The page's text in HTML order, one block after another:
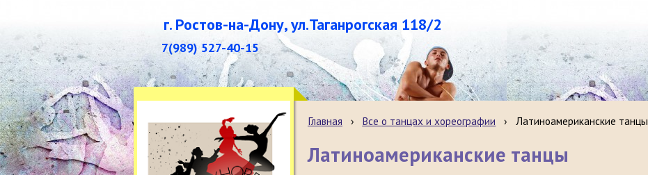
г. Ростов-на-Дону, ул.Таганрогская 118/2
7(989) 527-40-15
Главная › Все о танцах и хореографии › Латиноамериканские танцы
Латиноамериканские танцы